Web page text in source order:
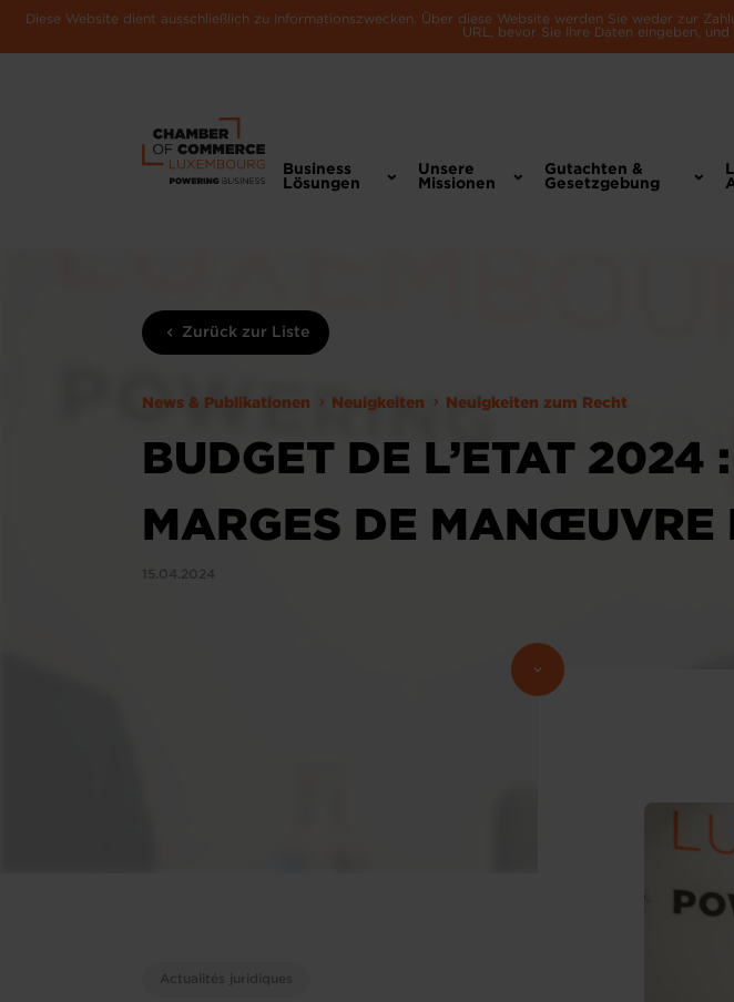
Diese Website dient ausschließlich zu Informationszwecken. Über diese Website werden Sie weder zur
URL, bevor Sie Ihre Daten eingeben,
Business
Lösungen
Unsere
Missionen
Gutachten &
Gesetzgebung
Zurück zur Liste
News & Publikationen Neuigkeiten Neuigkeiten zum Recht
BUDGET DE L’ETAT 2024
MARGES DE MANŒUVRE
15.04.2024
Actualités juridiques